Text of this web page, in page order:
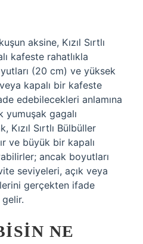
aksine, Kızıl Sırtlı
kafeste rahatlıkla
(20 cm) ve yüksek
kapalı bir kafeste
edebilecekleri anlamına
yumuşak gagalı
Kızıl Sırtlı Bülbüller
ve büyük bir kapalı
ancak boyutları
seviyeleri, açık veya
gerçekten ifade
NE